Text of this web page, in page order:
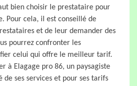
bien choisir le prestataire pour
Pour cela, il est conseillé de
et de leur demander des
pourrez confronter les
celui qui offre le meilleur tarif.
à Elagage pro 86, un paysagiste
ses services et pour ses tarifs